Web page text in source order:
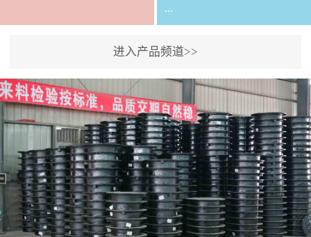
...
给排水应用系列时间
2017-2-15
进入产品频道>>